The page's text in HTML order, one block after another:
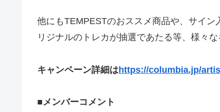
他にもTEMPESTのおススメ商品や、サイ
リジナルのトレカが抽選であたる等、様々
キャンペーン詳細はhttps://columbia.jp/
■メンバーコメント